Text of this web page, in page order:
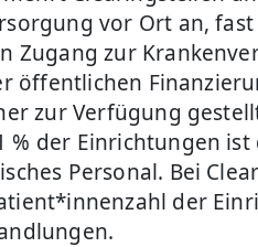
vor Ort an,
Zugang zur
öffentlichen
zur Verfügung
der Einrichtungen
Personal. Bei
der